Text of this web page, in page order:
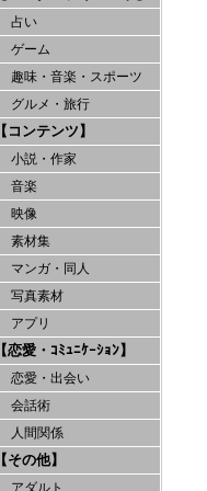
占い
ゲーム
趣味・音楽・スポーツ
グルメ・旅行
【コンテンツ】
小説・作家
音楽
映像
素材集
マンガ・同人
写真素材
アプリ
【恋愛・ｺﾐｭﾆｹｰｼｮﾝ】
恋愛・出会い
会話術
人間関係
【その他】
アダルト